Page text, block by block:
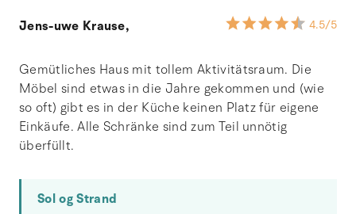
Jens-uwe Krause, 4.5/5
Gemütliches Haus mit tollem Aktivitätsraum. Die
Möbel sind etwas in die Jahre gekommen und (wie
so oft) gibt es in der Küche keinen Platz für eigene
Einkäufe. Alle Schränke sind zum Teil unnötig
überfüllt.
Sol og Strand